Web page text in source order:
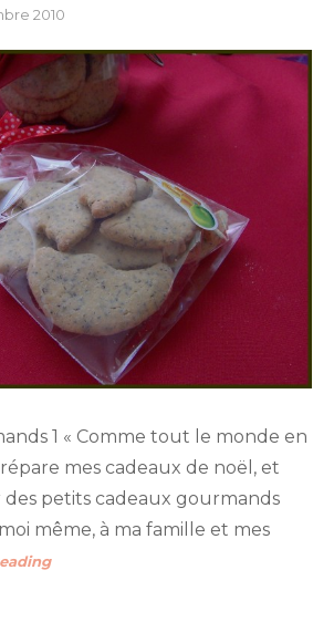
2010
1 « Comme tout le monde en
mes cadeaux de noël, et
des petits cadeaux gourmands
même, à ma famille et mes